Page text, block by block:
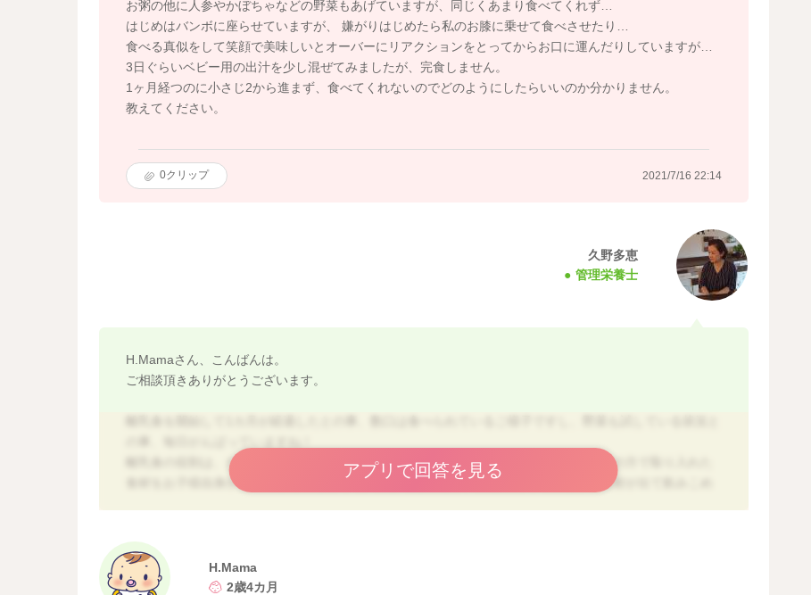
お粥の他に人参やかぼちゃなどの野菜もあげていますが、同じくあまり食べてくれず…
はじめはバンボに座らせていますが、 嫌がりはじめたら私のお膝に乗せて食べさせたり…
食べる真似をして笑顔で美味しいとオーバーにリアクションをとってからお口に運んだりしていますが…
3日ぐらいベビー用の出汁を少し混ぜてみましたが、完食しません。
1ヶ月経つのに小さじ2から進まず、食べてくれないのでどのようにしたらいいのか分かりません。
教えてください。
0クリップ 2021/7/16 22:14
久野多恵
管理栄養士
H.Mamaさん、こんばんは。
ご相談頂きありがとうございます。
離乳食の役割は、たくさん食べる事でも、完食する事でもなく、数口であっても舌の先の方で取り入れた
食材をお子様自身が舌の前後運動を行って、奥まで送り込み、自然にごっくんとする反射が出て飲みこめ
バンボに座らせて、嫌がり出したらお膝にのせてあげるという方法もとても良いと思います。 オーバー
リアクションなどもしてあげて、とても良い方法で頑張っていらっしゃると思います！ 離乳食を食べる
か食べないかを決めるのはお子様自身なので、まだ食べる準備が整っていない場合、大人がいくら頑張っ
アプリで回答を見る
H.Mama
2歳4カ月